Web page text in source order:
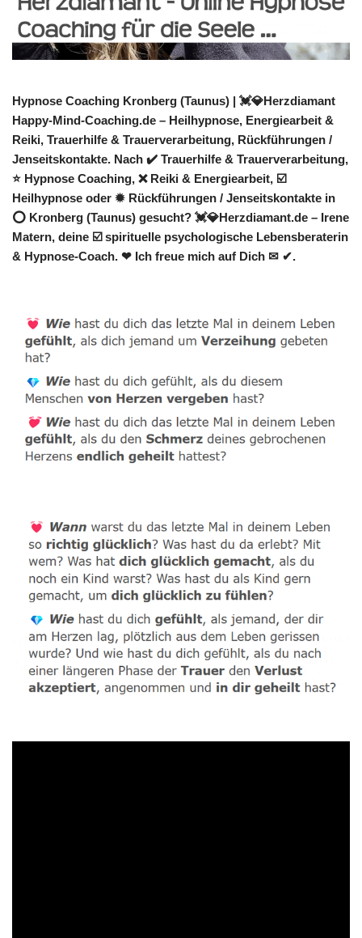
Hypnose Coaching Kronberg (Taunus) | 💓️💎Herzdiamant
Happy-Mind-Coaching.de – Heilhypnose, Energiearbeit &
Reiki, Trauerhilfe & Trauerverarbeitung, Rückführungen /
Jenseitskontakte. Nach ✔️ Trauerhilfe & Trauerverarbeitung,
⭐ Hypnose Coaching, ❌ Reiki & Energiearbeit, ☑️
Heilhypnose oder ✹ Rückführungen / Jenseitskontakte in
⭕ Kronberg (Taunus) gesucht? 💓️💎Herzdiamant.de – Irene
Matern, deine ☑️ spirituelle psychologische Lebensberaterin
& Hypnose-Coach. ❤ Ich freue mich auf Dich ✉ ✔.